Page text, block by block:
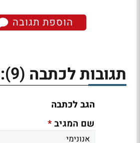
הוספת תגובה
תגובות לכתבה (9)
:
הגב לכתבה
שם המגיב*